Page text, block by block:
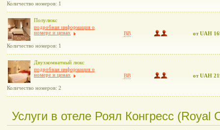
Количество номеров: 1
Полулюкс
подробная информация о
номере и ценах
Количество номеров: 1
BB от UAH
Двухкомнатный люкс
подробная информация о
номере и ценах
Количество номеров: 2
BB от UAH
Услуги в отеле Роял Конгресс (Royal